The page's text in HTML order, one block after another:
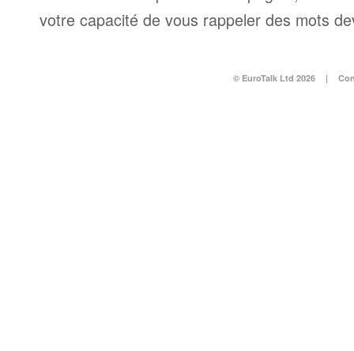
votre capacité de vous rappeler des mots
© EuroTalk Ltd 2026 |